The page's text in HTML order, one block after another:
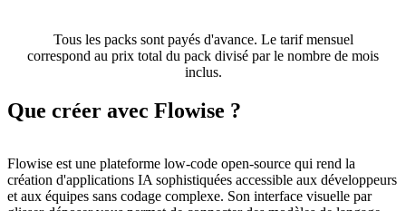
Tous les packs sont payés d'avance. Le tarif mensuel
correspond au prix total du pack divisé par le nombre de mois
inclus.
Que créer avec Flowise ?
Flowise est une plateforme low-code open-source qui rend la
création d'applications IA sophistiquées accessible aux développeurs
et aux équipes sans codage complexe. Son interface visuelle par